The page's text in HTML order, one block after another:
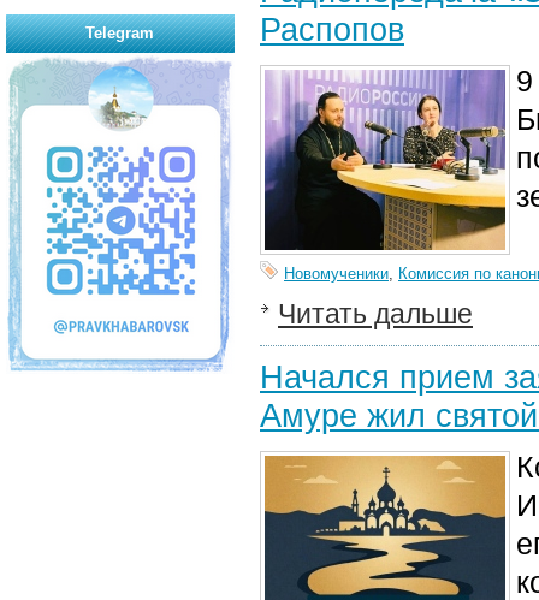
Распопов
Новомученики, Комиссия по
Читать дальше
Начался прием
Амуре жил
Telegram